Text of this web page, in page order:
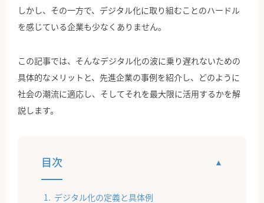
しかし、その一方で、デジタル化に取り組むことのハードル
を感じている企業も少なくありません。
この記事では、そんなデジタル化の波に乗り遅れないための
具体的なメリットと、先進企業の事例を紹介し、どのように
社会の潮流に適応し、そしてそれを最大限に活用するかを解
説します。
目次
デジタル化の定義と具体例